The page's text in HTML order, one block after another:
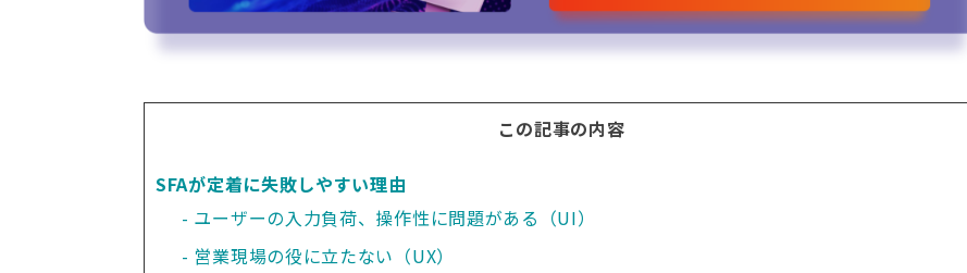
この記事の内容
SFAが定着に失敗しやすい理由
ユーザーの入力負荷、操作性に問題がある（UI）
営業現場の役に立たない（UX）